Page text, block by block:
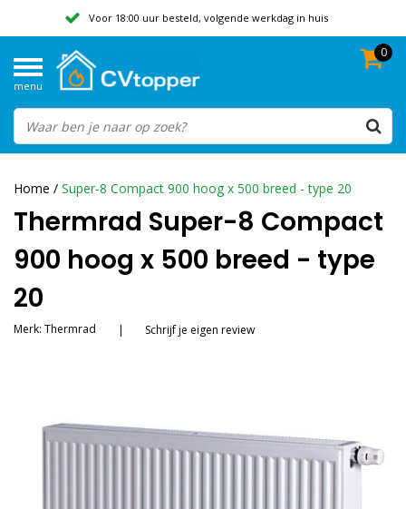
Voor 18:00 uur besteld, volgende werkdag in huis
Beoordeeld met een 9,8
menu
0
Home / Super-8 Compact 900 hoog x 500 breed - type 20
Thermrad Super-8 Compact
900 hoog x 500 breed - type
20
Merk: Thermrad | Schrijf je eigen review